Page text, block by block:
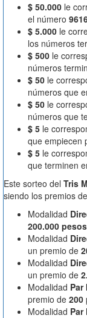
$ 50.000 le
el número
$ 5.000 le
los números
$ 500 le
números
$ 50 le
números que
$ 50 le
números que
$ 5 le
que empiecen
$ 5 le
que terminen
Este sorteo del Tris
siendo los premios
Modalidad
200.000 pesos
Modalidad
un premio de
Modalidad
un premio de
Modalidad Par
premio de 200
Modalidad Par